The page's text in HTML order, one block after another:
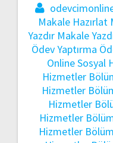
Makale Hazırlat
Yazdır Makale
Ödev Yaptırma
OnlineSosyal
Hizmetler
Hizmetler
Hizmetler
Hizmetler
Hizmetler